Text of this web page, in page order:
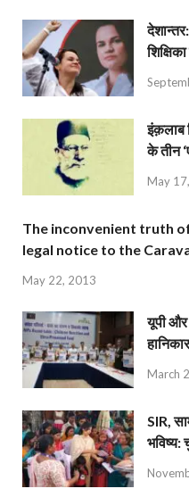
इंक़लाब
के तीन
May
The inconvenient truth
legal notice to the
May 22, 2013
यूपी और
March
SIR,
भविष्य: